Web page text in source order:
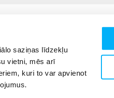
saziņas līdzekļu
vietni, mēs arī
kuri to var apvienot